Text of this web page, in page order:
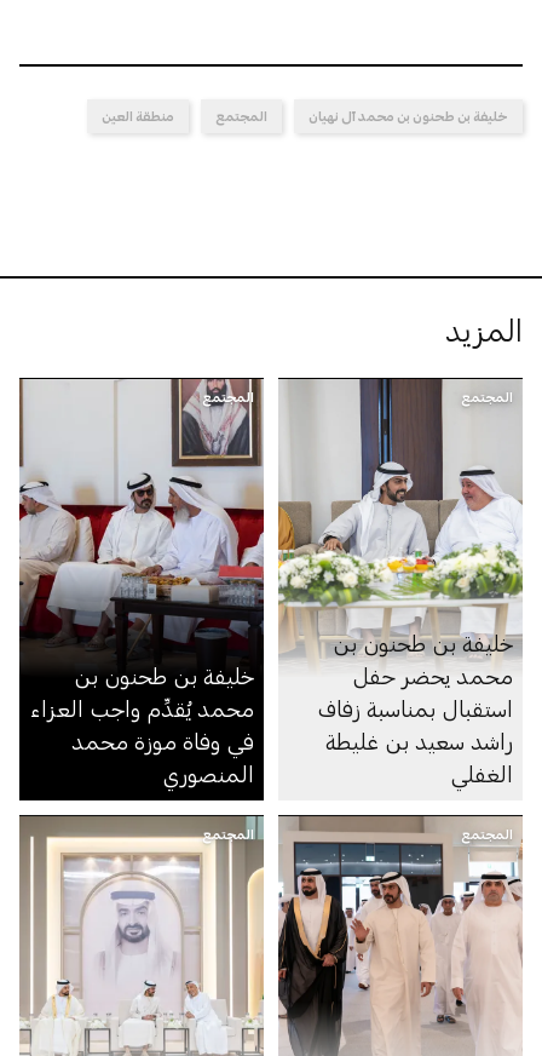
خليفة بن طحنون بن محمد آل نهيان المجتمع منطقة العين
المزيد
المجتمع
خليفة بن طحنون بن
محمد يحضر حفل
استقبال بمناسبة زفاف
راشد سعيد بن غليطة
الغفلي
المجتمع
خليفة بن طحنون بن
محمد يُقدِّم واجب العزاء
في وفاة موزة محمد
المنصوري
المجتمع المجتمع